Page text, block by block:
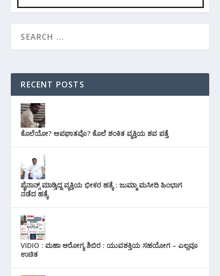
RECENT POSTS
ಕೊಲೆಯೋ? ಅಪಘಾತವೊ? ಕೊಲೆ ಶಂಕಿತ ವ್ಯಕ್ತಿಯ ಶವ ಪತ್ತೆ
ಪೈನಾನ್ಸ್ ಮಾಡ್ತಿದ್ದ ವ್ಯಕ್ತಿಯ ಭೀಕರ‌ ಹತ್ಯೆ : ಜುಮ್ಮಾ ಮಸೀದಿ ಹಿಂಭಾಗ
ನಡೆದ ಹತ್ಯೆ
VIDIO : ಮಹಾ ಆರೋಗ್ಯ ಶಿಬಿರ : ಯುವಶಕ್ತಿಯ ಸಹಯೋಗ – ಎಲ್ಲವೂ
ಉಚಿತ